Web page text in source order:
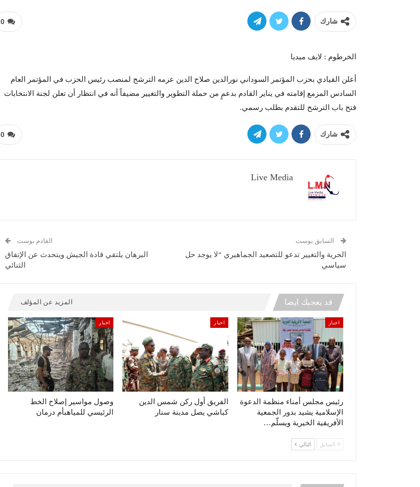
0 شارك
الخرطوم : لايف ميديا
أعلن القيادي بحزب المؤتمر السوداني نورالدين صلاح الدين عزمه الترشح لمنصب رئيس الحزب في المؤتمر العام
السادس المزمع إقامته في يناير القادم بدعمٍ من حملة التطوير والتغيير مضيفاً أنه في انتظار أن تعلن لجنة الانتخابات
فتح باب الترشح للتقدم بطلب رسمي.
0 شارك
Live Media
السابق بوست
الحرية والتغيير تدعو للتصعيد الجماهيري “لا يوجد حل
سياسي
القادم بوست
البرهان يلتقي قادة الجيش ويتحدث عن الإتفاق
الثنائي
قد يعجبك ايضا المزيد عن المؤلف
اخبار
رئيس مجلس أمناء منظمة الدعوة
الإسلامية يشيد بدور الجمعية
الأفريقية الخيرية ويسلّم…
اخبار
الفريق أول ركن شمس الدين
كباشي يصل مدينة سنار
اخبار
وصول مواسير إصلاح الخط
الرئيسي للمياهبأم درمان
السابق التالي